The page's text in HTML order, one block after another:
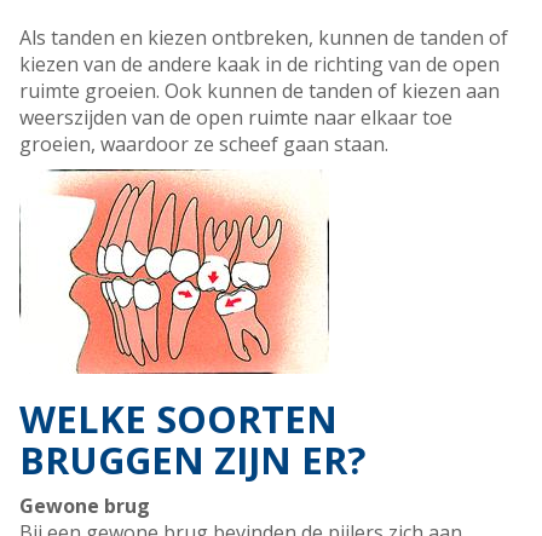
Als tanden en kiezen ontbreken, kunnen de tanden of
kiezen van de andere kaak in de richting van de open
ruimte groeien. Ook kunnen de tanden of kiezen aan
weerszijden van de open ruimte naar elkaar toe
groeien, waardoor ze scheef gaan staan.
WELKE SOORTEN
BRUGGEN ZIJN ER?
Gewone brug